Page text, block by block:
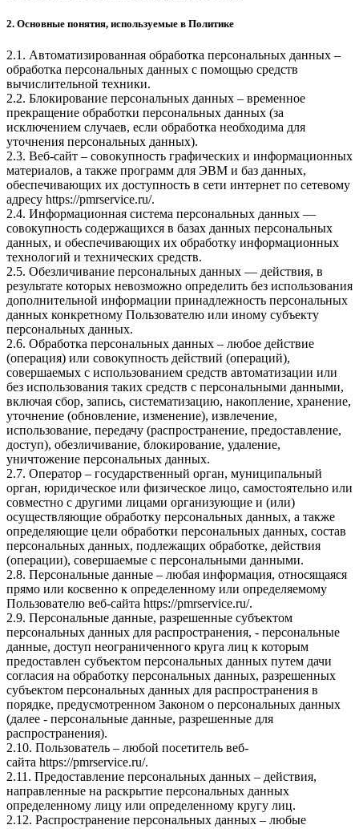
2. Основные понятия, используемые в Политике
2.1. Автоматизированная обработка персональных данных –
обработка персональных данных с помощью средств
вычислительной техники.
2.2. Блокирование персональных данных – временное
прекращение обработки персональных данных (за
исключением случаев, если обработка необходима для
уточнения персональных данных).
2.3. Веб-сайт – совокупность графических и информационных
материалов, а также программ для ЭВМ и баз данных,
обеспечивающих их доступность в сети интернет по сетевому
адресу https://pmrservice.ru/.
2.4. Информационная система персональных данных —
совокупность содержащихся в базах данных персональных
данных, и обеспечивающих их обработку информационных
технологий и технических средств.
2.5. Обезличивание персональных данных — действия, в
результате которых невозможно определить без использования
дополнительной информации принадлежность персональных
данных конкретному Пользователю или иному субъекту
персональных данных.
2.6. Обработка персональных данных – любое действие
(операция) или совокупность действий (операций),
совершаемых с использованием средств автоматизации или
без использования таких средств с персональными данными,
включая сбор, запись, систематизацию, накопление, хранение,
уточнение (обновление, изменение), извлечение,
использование, передачу (распространение, предоставление,
доступ), обезличивание, блокирование, удаление,
уничтожение персональных данных.
2.7. Оператор – государственный орган, муниципальный
орган, юридическое или физическое лицо, самостоятельно или
совместно с другими лицами организующие и (или)
осуществляющие обработку персональных данных, а также
определяющие цели обработки персональных данных, состав
персональных данных, подлежащих обработке, действия
(операции), совершаемые с персональными данными.
2.8. Персональные данные – любая информация, относящаяся
прямо или косвенно к определенному или определяемому
Пользователю веб-сайта https://pmrservice.ru/.
2.9. Персональные данные, разрешенные субъектом
персональных данных для распространения, - персональные
данные, доступ неограниченного круга лиц к которым
предоставлен субъектом персональных данных путем дачи
согласия на обработку персональных данных, разрешенных
субъектом персональных данных для распространения в
порядке, предусмотренном Законом о персональных данных
(далее - персональные данные, разрешенные для
распространения).
2.10. Пользователь – любой посетитель веб-
сайта https://pmrservice.ru/.
2.11. Предоставление персональных данных – действия,
направленные на раскрытие персональных данных
определенному лицу или определенному кругу лиц.
2.12. Распространение персональных данных – любые